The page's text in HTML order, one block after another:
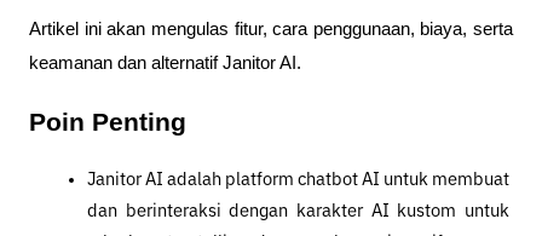
Artikel ini akan mengulas fitur, cara penggunaan, biaya, serta
keamanan dan alternatif Janitor AI.
Poin Penting
Janitor AI adalah platform chatbot AI untuk membuat
dan berinteraksi dengan karakter AI kustom untuk